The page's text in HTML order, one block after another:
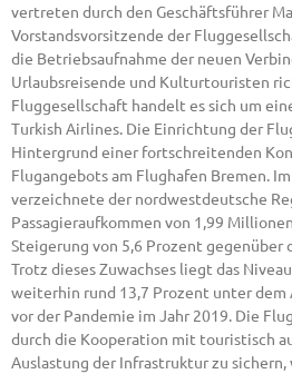
vertreten durch den Geschäftsführer
Vorstandsvorsitzende der
die Betriebsaufnahme der neuen
Urlaubsreisende und Kulturtouristen
Fluggesellschaft handelt es sich um
Turkish Airlines. Die Einrichtung der
Hintergrund einer fortschreitenden
Flugangebots am Flughafen Bremen.
verzeichnete der nordwestdeutsche
Passagieraufkommen von 1,99
Steigerung von 5,6 Prozent gegenüber
Trotz dieses Zuwachses liegt das
weiterhin rund 13,7 Prozent unter dem
vor der Pandemie im Jahr 2019. Die
durch die Kooperation mit touristisch
Auslastung der Infrastruktur zu